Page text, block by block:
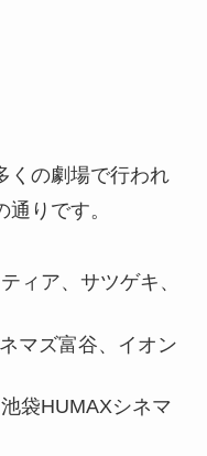
くの劇場で行われ
りです。
ィア、サツゲキ、
マズ富谷、イオン
袋HUMAXシネマ